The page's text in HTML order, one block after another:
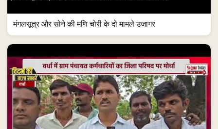
मंगलसूत्र और सोने की मणि चोरी के दो मामले उजागर